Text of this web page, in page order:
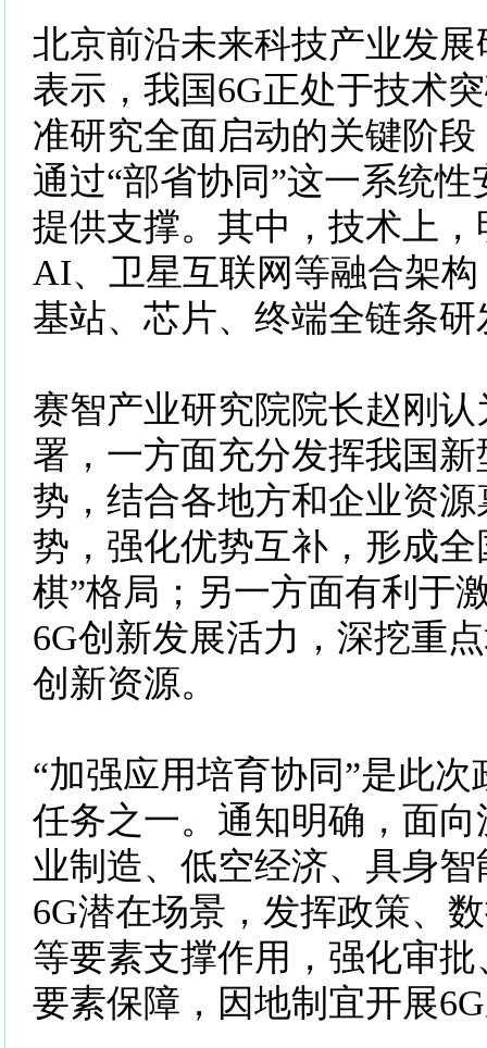
北京前沿未来科技产业发
表示，我国6G正处于技术
准研究全面启动的关键阶
通过“部省协同”这一系统性
提供支撑。其中，技术上
AI、卫星互联网等融合架
基站、芯片、终端全链条研
赛智产业研究院院长赵刚
署，一方面充分发挥我国
势，结合各地方和企业资
势，强化优势互补，形成全
棋”格局；另一方面有利于
6G创新发展活力，深挖重
创新资源。
“加强应用培育协同”是此
任务之一。通知明确，面
业制造、低空经济、具身
6G潜在场景，发挥政策、
等要素支撑作用，强化审
要素保障，因地制宜开展